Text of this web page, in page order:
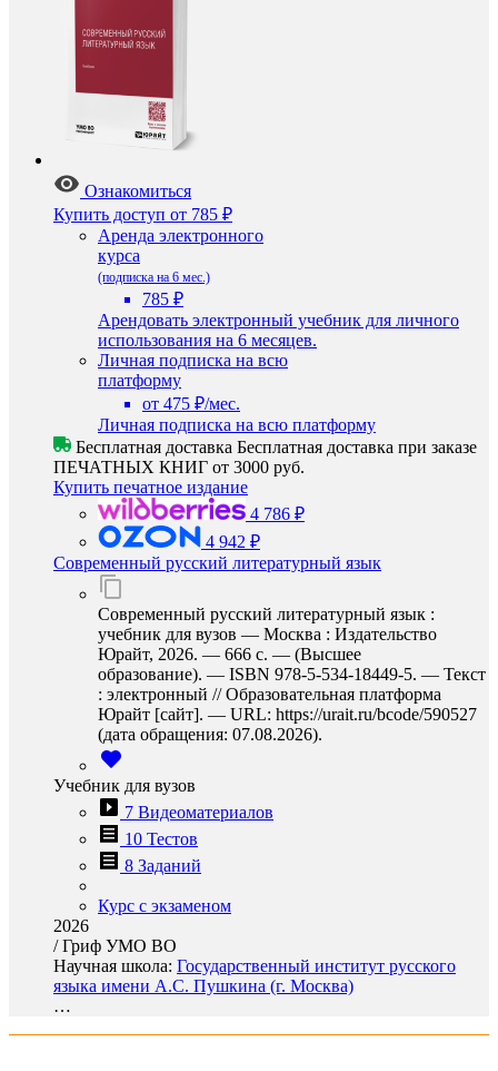
Ознакомиться
Купить доступ от 785 ₽
Аренда электронного
курса
(подписка на 6 мес.)
785 ₽
Арендовать электронный учебник для личного
использования на 6 месяцев.
Личная подписка на всю
платформу
от 475 ₽/мес.
Личная подписка на всю платформу
Бесплатная доставка Бесплатная доставка при заказе
ПЕЧАТНЫХ КНИГ от 3000 руб.
Купить печатное издание
4 786 ₽
4 942 ₽
Современный русский литературный язык
Современный русский литературный язык :
учебник для вузов — Москва : Издательство
Юрайт, 2026. — 666 с. — (Высшее
образование). — ISBN 978-5-534-18449-5. — Текст
: электронный // Образовательная платформа
Юрайт [сайт]. — URL: https://urait.ru/bcode/590527
(дата обращения: 07.08.2026).
Учебник для вузов
7 Видеоматериалов
10 Тестов
8 Заданий
Курс с экзаменом
2026
/Гриф УМО ВО
Научная школа: Государственный институт русского
языка имени А.С. Пушкина (г. Москва)
…